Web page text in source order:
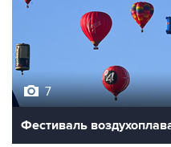
7
Фестиваль